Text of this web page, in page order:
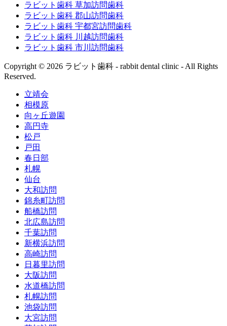
ラビット歯科 草加訪問歯科
ラビット歯科 郡山訪問歯科
ラビット歯科 宇都宮訪問歯科
ラビット歯科 川越訪問歯科
ラビット歯科 市川訪問歯科
Copyright © 2026 ラビット歯科 - rabbit dental clinic - All Rights
Reserved.
立靖会
相模原
向ヶ丘遊園
高円寺
松戸
戸田
春日部
札幌
仙台
大和訪問
錦糸町訪問
船橋訪問
北広島訪問
千葉訪問
新横浜訪問
高崎訪問
日暮里訪問
大阪訪問
水道橋訪問
札幌訪問
池袋訪問
大宮訪問